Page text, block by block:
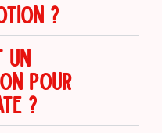
?
UN
POUR
?